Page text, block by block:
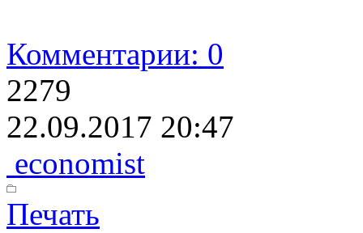
Комментарии: 0
2279
22.09.2017 20:47
economist
Печать